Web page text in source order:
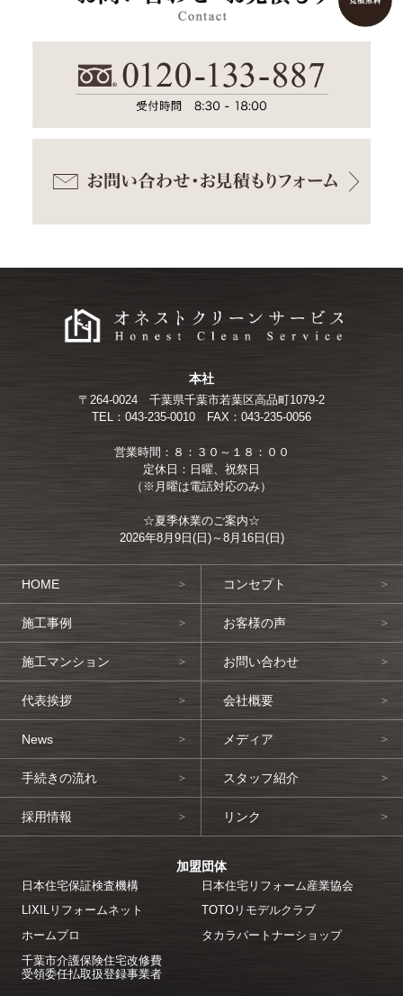
本社
〒264-0024
千葉県千葉市若葉区高品町1079-2
TEL：043-235-0010
FAX：043-235-0056
営業時間：８：３０～１８：００
定休日：日曜、祝祭日
（※月曜は電話対応のみ）
☆夏季休業のご案内☆
2026年8月9日(日)～8月16日(日)
HOME コンセプト
施工事例 お客様の声
施工マンション お問い合わせ
代表挨拶 会社概要
News メディア
手続きの流れ スタッフ紹介
採用情報 リンク
加盟団体
日本住宅保証検査機構
日本住宅リフォーム産業協会
LIXILリフォームネット
TOTOリモデルクラブ
ホームプロ
タカラパートナーショップ
千葉市介護保険住宅改修費
受領委任払取扱登録事業者